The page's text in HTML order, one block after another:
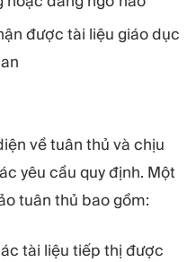
được tài liệu giáo dục
về tuân thủ và chịu
yêu cầu quy định. Một
tuân thủ bao gồm:
tài liệu tiếp thị được